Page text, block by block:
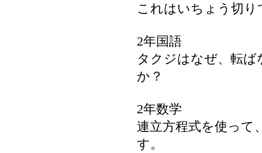
これはいちょう切り
2年国語
タクジはなぜ、転
か？
2年数学
連立方程式を使って
す。